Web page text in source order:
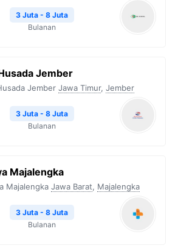
3 Juta - 8 Juta
Bulanan
Jember
Jember Jawa Timur, Jember
3 Juta - 8 Juta
Bulanan
Majalengka
Majalengka Jawa Barat, Majalengka
3 Juta - 8 Juta
Bulanan